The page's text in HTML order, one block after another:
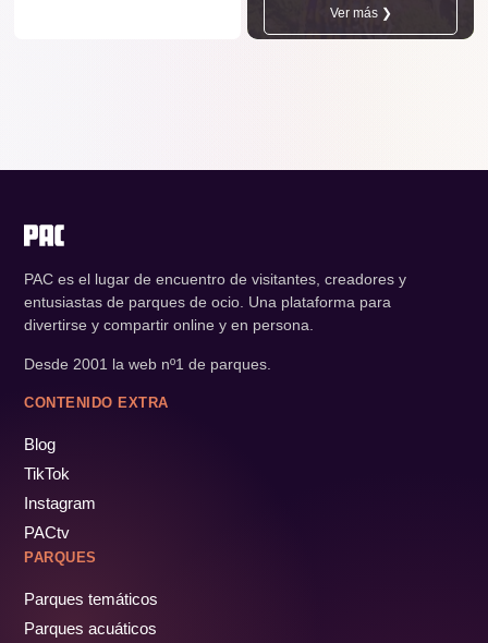
Ver más ❯
PAC es el lugar de encuentro de visitantes, creadores y
entusiastas de parques de ocio. Una plataforma para
divertirse y compartir online y en persona.
Desde 2001 la web nº1 de parques.
CONTENIDO EXTRA
Blog
TikTok
Instagram
PACtv
PARQUES
Parques temáticos
Parques acuáticos